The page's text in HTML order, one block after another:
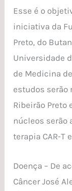
Esse é o
iniciativa da
Preto, do
Universidade
de Medicina
estudos serão
Ribeirão Preto
núcleos serão
terapia CAR-T
Doença – De
Câncer José